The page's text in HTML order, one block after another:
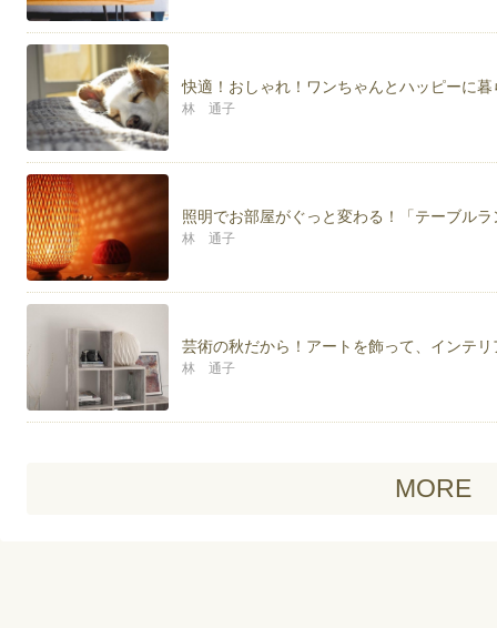
快適！おしゃれ！ワンちゃんとハッピーに
林 通子
照明でお部屋がぐっと変わる！「テーブル
林 通子
芸術の秋だから！アートを飾って、インテ
林 通子
MORE